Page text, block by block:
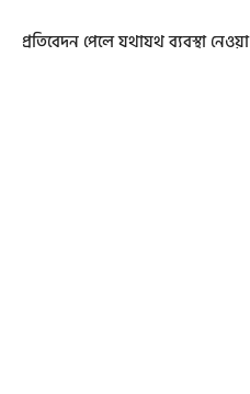
প্রতিবেদন পেলে যথাযথ ব্যবস্থা